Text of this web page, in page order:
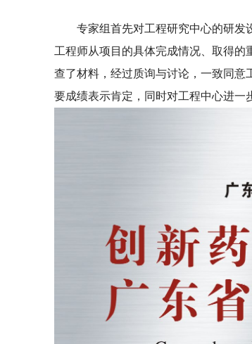
专家组首先对工程研究中心的研发
工程师从项目的具体完成情况、取得
查了材料，经过质询与讨论，一致同意
要成绩表示肯定，同时对工程中心进一